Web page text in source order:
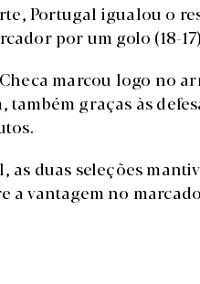
Portugal igualou o
por um golo (18-
marcou logo no
graças às
duas seleções
a vantagem no